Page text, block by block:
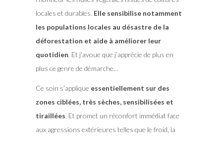
locales et durables. Elle sensibilise notamment
les populations locales au désastre de la
déforestation et aide à améliorer leur
quotidien. Et j’avoue que j’apprécie de plus en
plus ce genre de démarche…
Ce soin s’applique essentiellement sur des
zones ciblées, très sèches, sensibilisées et
tiraillées. Et promet un réconfort immédiat face
aux agressions extérieures telles que le froid, la